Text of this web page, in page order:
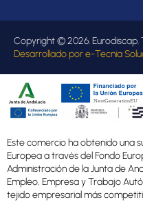
Copyright © 2026. Eurodiscap.
Desarrollado pore-Tecnia
Este comercio ha obtenido una
Europea a través del Fondo
Administración de la Junta de
Empleo, Empresa y Trabajo
tejido empresarial más